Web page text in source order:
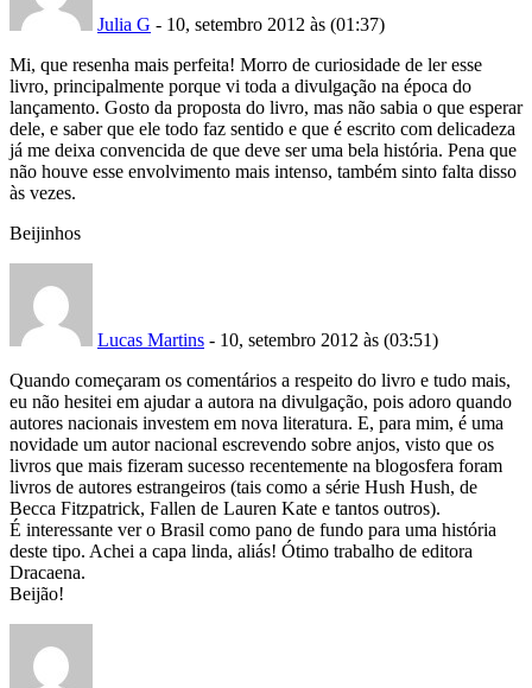
Julia G - 10, setembro 2012 às (01:37)
Mi, que resenha mais perfeita! Morro de curiosidade de ler esse
livro, principalmente porque vi toda a divulgação na época do
lançamento. Gosto da proposta do livro, mas não sabia o que esperar
dele, e saber que ele todo faz sentido e que é escrito com delicadeza
já me deixa convencida de que deve ser uma bela história. Pena que
não houve esse envolvimento mais intenso, também sinto falta disso
às vezes.
Beijinhos
Lucas Martins - 10, setembro 2012 às (03:51)
Quando começaram os comentários a respeito do livro e tudo mais,
eu não hesitei em ajudar a autora na divulgação, pois adoro quando
autores nacionais investem em nova literatura. E, para mim, é uma
novidade um autor nacional escrevendo sobre anjos, visto que os
livros que mais fizeram sucesso recentemente na blogosfera foram
livros de autores estrangeiros (tais como a série Hush Hush, de
Becca Fitzpatrick, Fallen de Lauren Kate e tantos outros).
É interessante ver o Brasil como pano de fundo para uma história
deste tipo. Achei a capa linda, aliás! Ótimo trabalho de editora
Dracaena.
Beijão!